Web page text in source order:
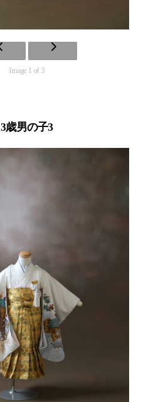
Image 1 of 3
3歳男の子3